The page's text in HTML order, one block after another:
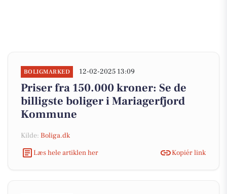
BOLIGMARKED 12-02-2025 13:09
Priser fra 150.000 kroner: Se de
billigste boliger i Mariagerfjord
Kommune
Kilde: Boliga.dk
Læs hele artiklen her
Kopiér link